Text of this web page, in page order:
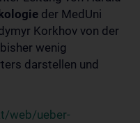
der MedUni
Korkhov von der
wenig
darstellen und
web/ueber-